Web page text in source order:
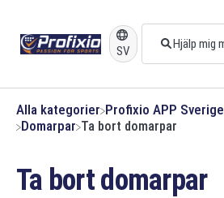
SV
Alla kategorier ​Profixio APP Sverige
​Domarpar Ta bort domarpar
Ta bort domarpar